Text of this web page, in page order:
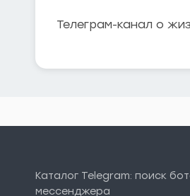
Телеграм-канал о
Каталог Telegram: поиск
мессенджера